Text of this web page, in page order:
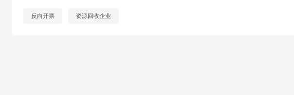
反向开票 资源回收企业